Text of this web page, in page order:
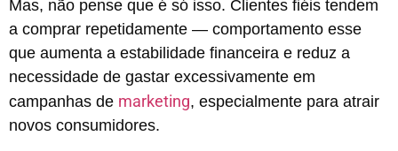
Mas, não pense que é só isso. Clientes fiéis tendem
a comprar repetidamente — comportamento esse
que aumenta a estabilidade financeira e reduz a
necessidade de gastar excessivamente em
campanhas de marketing, especialmente para atrair
novos consumidores.